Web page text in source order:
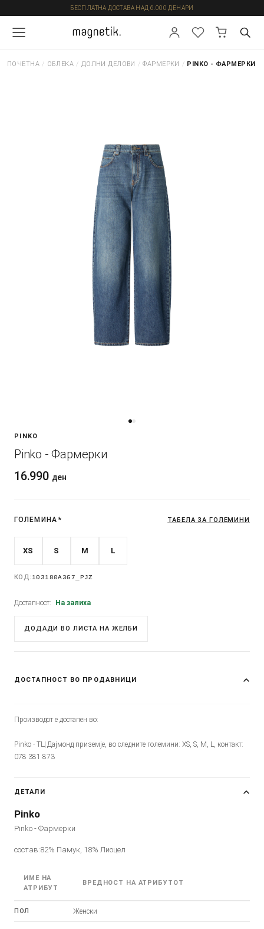
БЕСПЛАТНА ДОСТАВА НАД 6.000 ДЕНАРИ
ПОЧЕТНА / ОБЛЕКА / ДОЛНИ ДЕЛОВИ / ФАРМЕРКИ / PINKO - ФАРМЕРКИ
PINKO
Pinko - Фармерки
16.990 ден
ГОЛЕМИНА * ТАБЕЛА ЗА ГОЛЕМИНИ
XS S M L
КОД:103180A3G7_PJZ
Достапност: На залиха
ДОДАДИ ВО ЛИСТА НА ЖЕЛБИ
ДОСТАПНОСТ ВО ПРОДАВНИЦИ
Производот е достапен во:
Pinko - ТЦ Дајмонд приземје, во следните големини: XS, S, M, L, контакт:
078 381 873
ДЕТАЛИ
Pinko
Pinko - Фармерки
состав:82% Памук, 18% Лиоцел
ИМЕ НА
АТРИБУТ
ВРЕДНОСТ НА АТРИБУТОТ
ПОЛ Женски